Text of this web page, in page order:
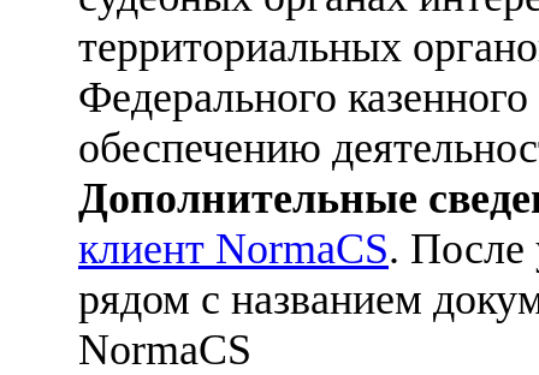
территориальных
Федерального
обеспечению
Дополнительные
клиент NormaCS. После
рядом с названием
NormaCS